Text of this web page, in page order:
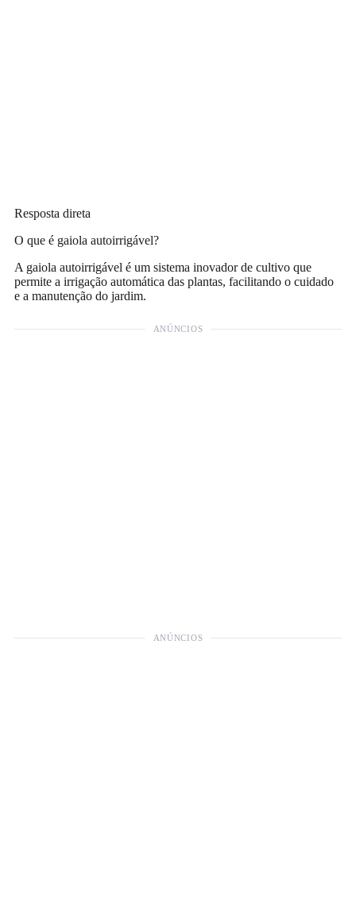
Resposta direta
O que é gaiola autoirrigável?
A gaiola autoirrigável é um sistema inovador de cultivo que
permite a irrigação automática das plantas, facilitando o cuidado
e a manutenção do jardim.
ANÚNCIOS
ANÚNCIOS